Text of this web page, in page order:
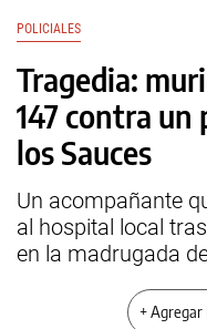
POLICIALES
Tragedia:
147 contra un
los Sauces
Un acompañante
al hospital local
en la madrugada
+ Agregar